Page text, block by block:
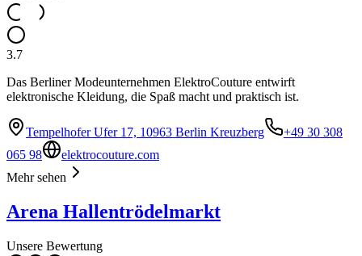
3.7
Das Berliner Modeunternehmen ElektroCouture entwirft
elektronische Kleidung, die Spaß macht und praktisch ist.
Tempelhofer Ufer 17, 10963 Berlin Kreuzberg
+49 30 308
065 98
elektrocouture.com
Mehr sehen
Arena Hallentrödelmarkt
Unsere Bewertung